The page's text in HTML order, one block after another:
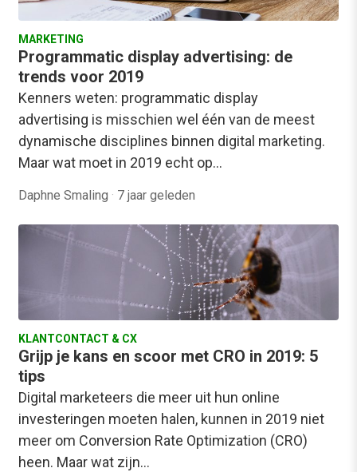
MARKETING
Programmatic display advertising: de
trends voor 2019
Kenners weten: programmatic display
advertising is misschien wel één van de meest
dynamische disciplines binnen digital marketing.
Maar wat moet in 2019 echt op…
Daphne Smaling · 7 jaar geleden
KLANTCONTACT & CX
Grijp je kans en scoor met CRO in 2019: 5
tips
Digital marketeers die meer uit hun online
investeringen moeten halen, kunnen in 2019 niet
meer om Conversion Rate Optimization (CRO)
heen. Maar wat zijn…